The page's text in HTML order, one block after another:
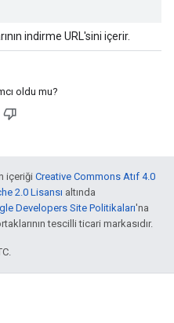
indirme URL'sini içerir.
oldu mu?
içeriği Creative Commons Atıf 4.0
2.0 Lisansı altında
Developers Site Politikaları'na
tescilli ticari markasıdır.